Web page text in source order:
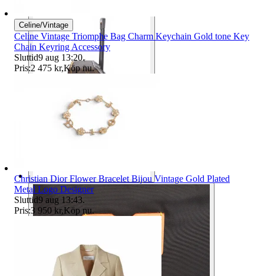
Celine/Vintage
Celine Vintage Triomphe Bag Charm Keychain Gold tone Key
Chain Keyring Accessory
Sluttid9 aug 13:20.
Pris:2 475 kr,Köp nu.
Christian Dior Flower Bracelet Bijou Vintage Gold Plated
Metal Logo Designer
Sluttid9 aug 13:43.
Pris:3 950 kr,Köp nu.